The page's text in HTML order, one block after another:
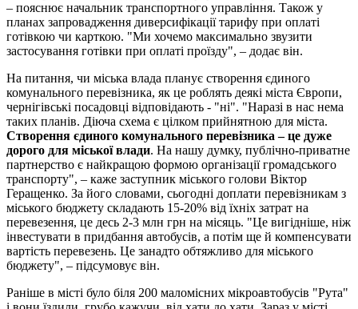
– пояснює начальник транспортного управління. Також у
планах запровадження диверсифікації тарифу при оплаті
готівкою чи карткою. "Ми хочемо максимально звузити
застосування готівки при оплаті проїзду", – додає він.
На питання, чи міська влада планує створення єдиного
комунального перевізника, як це роблять деякі міста Європи,
чернігівські посадовці відповідають - "ні". "Наразі в нас нема
таких планів. Діюча схема є цілком прийнятною для міста.
Створення єдиного комунального перевізника – це дуже
дорого для міської влади. На нашу думку, публічно-приватне
партнерство є найкращою формою організації громадського
транспорту", – каже заступник міського голови Віктор
Геращенко. За його словами, сьогодні доплати перевізникам з
міського бюджету складають 15-20% від їхніх затрат на
перевезення, це десь 2-3 млн грн на місяць. "Це вигідніше, ніж
інвестувати в придбання автобусів, а потім ще й компенсувати
вартість перевезень. Це занадто обтяжливо для міського
бюджету", – підсумовує він.
Раніше в місті було біля 200 маломісних мікроавтобусів "Рута"